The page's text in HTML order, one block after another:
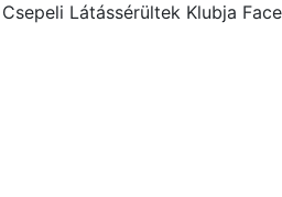
Látássérültek Klubja